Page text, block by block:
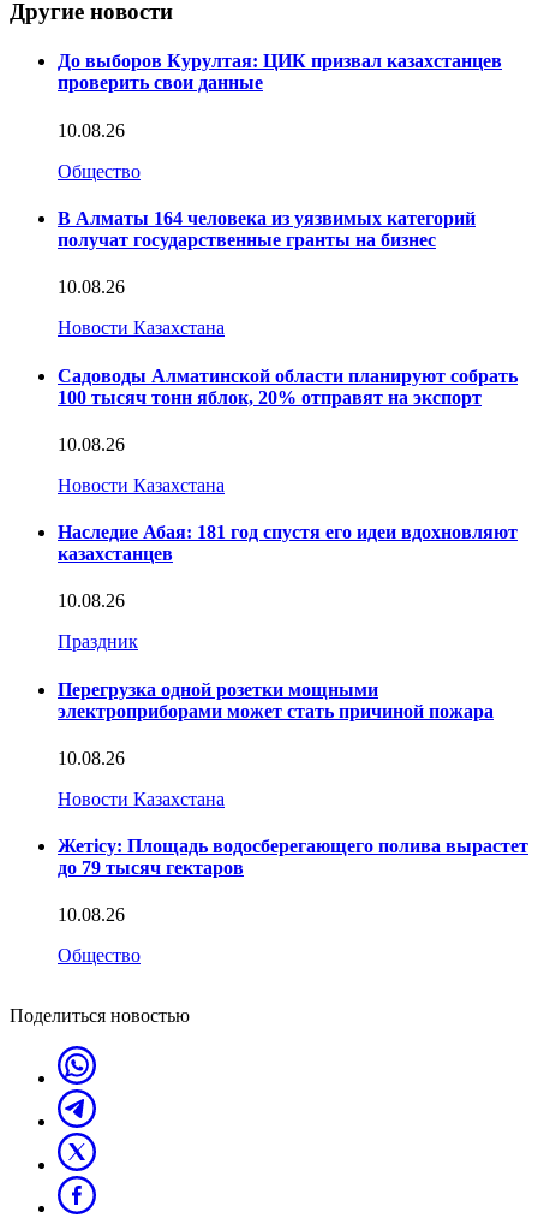
Другие новости
До выборов Курултая: ЦИК призвал казахстанцев
проверить свои данные
10.08.26
Общество
В Алматы 164 человека из уязвимых категорий
получат государственные гранты на бизнес
10.08.26
Новости Казахстана
Садоводы Алматинской области планируют собрать
100 тысяч тонн яблок, 20% отправят на экспорт
10.08.26
Новости Казахстана
Наследие Абая: 181 год спустя его идеи вдохновляют
казахстанцев
10.08.26
Праздник
Перегрузка одной розетки мощными
электроприборами может стать причиной пожара
10.08.26
Новости Казахстана
Жетісу: Площадь водосберегающего полива вырастет
до 79 тысяч гектаров
10.08.26
Общество
Поделиться новостью